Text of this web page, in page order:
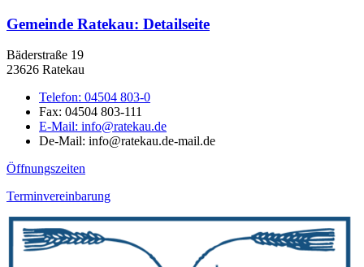
Gemeinde Ratekau: Detailseite
Bäderstraße 19
23626 Ratekau
Telefon: 04504 803-0
Fax: 04504 803-111
E-Mail: info@ratekau.de
De-Mail: info@ratekau.de-mail.de
Öffnungszeiten
Terminvereinbarung